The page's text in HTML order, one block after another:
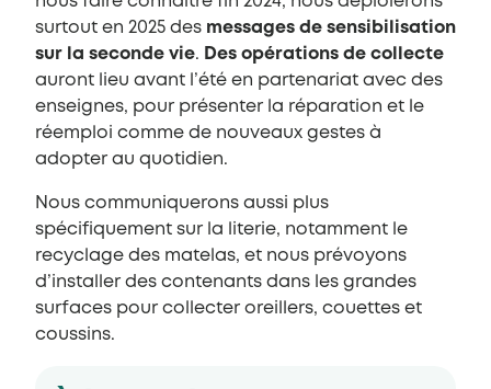
surtout en 2025 des messages de sensibilisation
sur la seconde vie. Des opérations de collecte
auront lieu avant l’été en partenariat avec des
enseignes, pour présenter la réparation et le
réemploi comme de nouveaux gestes à
adopter au quotidien.
Nous communiquerons aussi plus
spécifiquement sur la literie, notamment le
recyclage des matelas, et nous prévoyons
d’installer des contenants dans les grandes
surfaces pour collecter oreillers, couettes et
coussins.